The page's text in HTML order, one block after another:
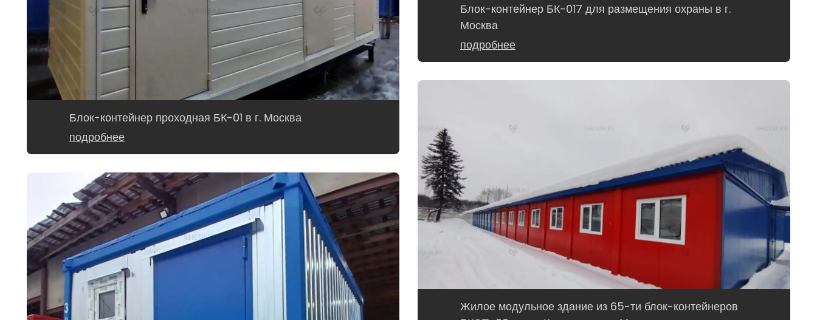
Блок-контейнер проходная БК-01 в г. Москва
подробнее
Блок-контейнер БК-017 для размещения охраны в г.
Москва
подробнее
Жилое модульное здание из 65-ти блок-контейнеров